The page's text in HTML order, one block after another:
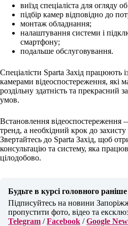
виїзд спеціаліста для огляду
підбір камер відповідно до
монтаж обладнання;
налаштування системи і
смартфону;
подальше обслуговування.
Спеціалісти Sparta Захід працюють
камерами відеоспостереження, які
роздільну здатність та прекрасний
умов.
Встановлення відеоспостереження
тренд, а необхідний крок до
Звертайтесь до Sparta Захід, щоб
консультацію та систему, яка
цілодобово.
Будьте в курсі головного
Підписуйтесь на новини
пропустити фото, відео та
Telegram /Facebook /Google